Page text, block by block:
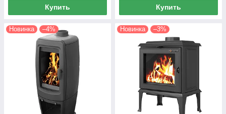
Купить Купить
Новинка –4% Новинка –3%